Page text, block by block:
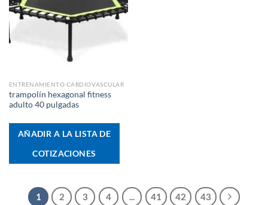
ENTRENAMIENTO CARDIOVASCULAR
trampolín hexagonal fitness
adulto 40 pulgadas
AÑADIR A LA LISTA DE
COTIZACIONES
1 2 3 4 ... 41 42 43